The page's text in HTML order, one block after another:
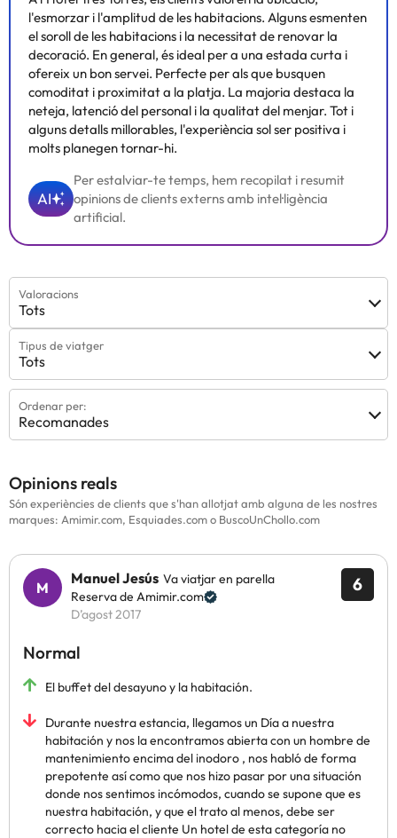
l'esmorzar i l'amplitud de les habitacions. Alguns esmenten
el soroll de les habitacions i la necessitat de renovar la
decoració. En general, és ideal per a una estada curta i
ofereix un bon servei. Perfecte per als que busquen
comoditat i proximitat a la platja. La majoria destaca la
neteja, latenció del personal i la qualitat del menjar. Tot i
alguns detalls millorables, l'experiència sol ser positiva i
molts planegen tornar-hi.
AI
Per estalviar-te temps, hem recopilat i resumit
opinions de clients externs amb intel·ligència
artificial.
Valoracions
Tots
Tipus de viatger
Tots
Ordenar per:
Recomanades
Opinions reals
Són experiències de clients que s'han allotjat amb alguna de les nostres
marques: Amimir.com, Esquiades.com o BuscoUnChollo.com
6
Manuel Jesús Va viatjar en parella
Reserva de Amimir.com
D’agost 2017
Normal
El buffet del desayuno y la habitación.
Durante nuestra estancia, llegamos un Día a nuestra
habitación y nos la encontramos abierta con un hombre de
mantenimiento encima del inodoro , nos habló de forma
prepotente así como que nos hizo pasar por una situación
donde nos sentimos incómodos, cuando se supone que es
nuestra habitación, y que el trato al menos, debe ser
correcto hacia el cliente Un hotel de esta categoría no